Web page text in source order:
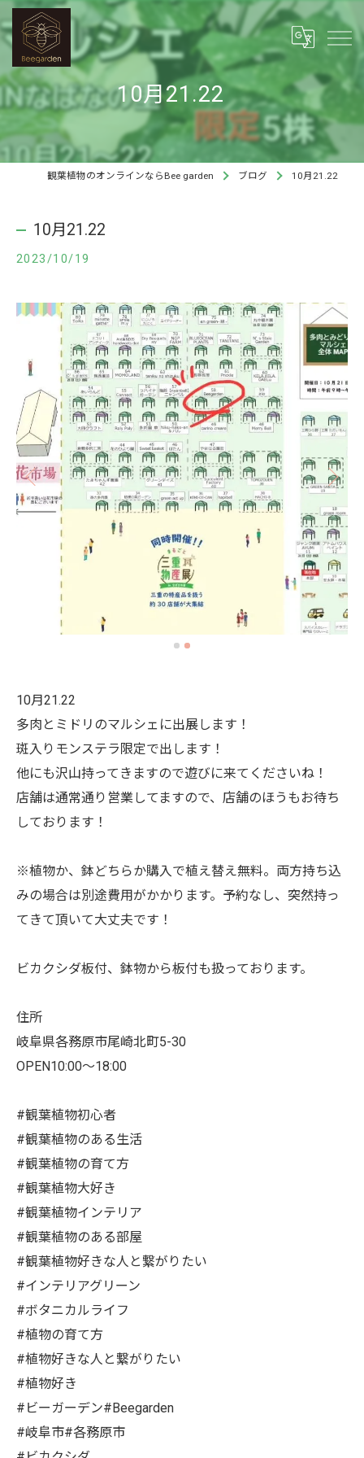
10月21.22
観葉植物のオンラインならBee garden ブログ 10月21.22
10月21.22
2023/10/19
10月21.22
多肉とミドリのマルシェに出展します！
斑入りモンステラ限定で出します！
他にも沢山持ってきますので遊びに来てくださいね！
店舗は通常通り営業してますので、店舗のほうもお待ち
しております！
※植物か、鉢どちらか購入で植え替え無料。両方持ち込
みの場合は別途費用がかかります。予約なし、突然持っ
てきて頂いて大丈夫です！
ビカクシダ板付、鉢物から板付も扱っております。
住所
岐阜県各務原市尾崎北町5-30
OPEN10:00〜18:00
#観葉植物初心者
#観葉植物のある生活
#観葉植物の育て方
#観葉植物大好き
#観葉植物インテリア
#観葉植物のある部屋
#観葉植物好きな人と繋がりたい
#インテリアグリーン
#ボタニカルライフ
#植物の育て方
#植物好きな人と繋がりたい
#植物好き
#ビーガーデン#Beegarden
#岐阜市#各務原市